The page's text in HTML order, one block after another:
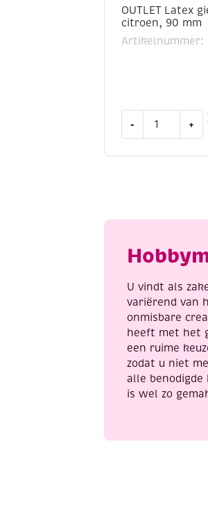
OUTLET Latex
citroen, 90 mm
Artikelnummer:
- +
U vindt als
variërend van
onmisbare
heeft met het
een ruime
zodat u niet
alle
is wel zo